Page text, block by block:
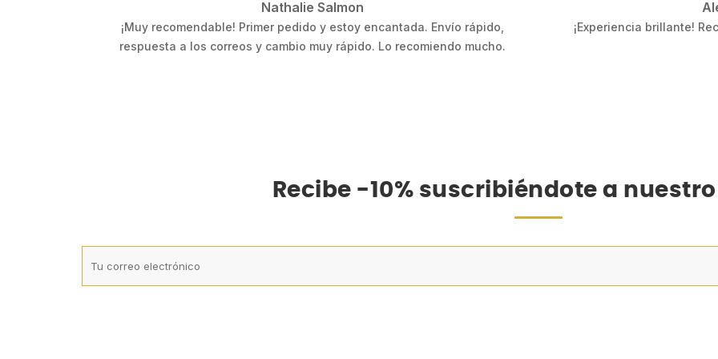
Aleksandra (Dublin)
¡Experiencia brillante! Recomiendo mucho esta tienda y sus diseños
originales.
Rápido y
Recibe -10% suscribiéndote a